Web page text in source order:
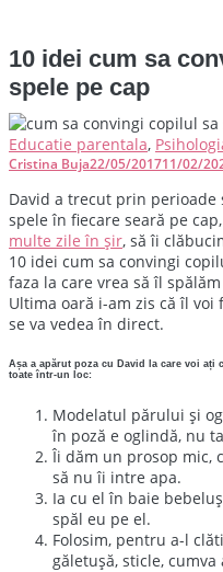
10 idei cum sa
spele pe cap
Educatie parentala,
Cristina Buja22/05/201711/02/
David a trecut prin perioade
spele în fiecare seară pe
multe zile în șir, să îi
10 idei cum sa convingi
faza la care vrea să îl
Ultima oară i-am zis că îl voi
se va vedea în direct.
Așa a apărut poza cu David la care voi ați
toate într-un loc:
Modelatul părului și
în poză e oglindă, nu
Îi dăm un prosop mic,
să nu îi intre apa.
Ia cu el în baie
spăl eu pe el.
Folosim, pentru a-l
găletușă, sticle, cumva